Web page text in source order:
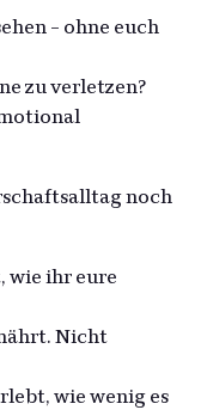
– ohne euch
zu verletzen?
noch
wie ihr eure
Nicht
wie wenig es